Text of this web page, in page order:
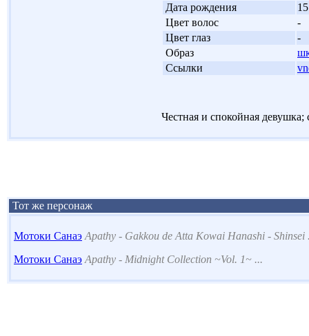
Дата рождения
Цвет волос
-
Цвет глаз
-
Образ
Ссылки
Честная и спокойная девушка;
Тот же персонаж
Мотоки Санаэ Apathy - Gakkou de Atta Kowai Hanashi - Shinsei
Мотоки Санаэ Apathy - Midnight Collection ~Vol. 1~ ...